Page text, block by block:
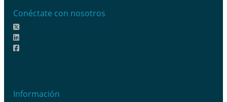
Conéctate con nosotros
Información